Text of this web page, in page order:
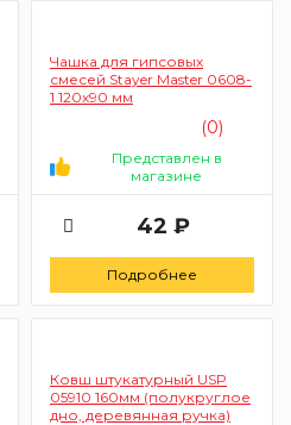
Чашка для гипсовых
смесей Stayer Master 0608-
1 120х90 мм
(0)
Представлен в
магазине
42 ₽
Подробнее
Ковш штукатурный USP
05910 160мм (полукруглое
дно, деревянная ручка)